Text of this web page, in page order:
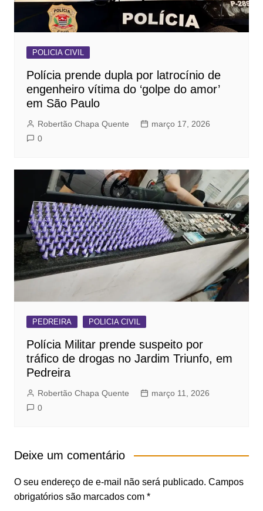
POLICIA CIVIL
Polícia prende dupla por latrocínio de
engenheiro vítima do ‘golpe do amor’
em São Paulo
Robertão Chapa Quente
março 17, 2026
0
PEDREIRA POLICIA CIVIL
Polícia Militar prende suspeito por
tráfico de drogas no Jardim Triunfo, em
Pedreira
Robertão Chapa Quente
março 11, 2026
0
Deixe um comentário
O seu endereço de e-mail não será publicado. Campos
obrigatórios são marcados com *